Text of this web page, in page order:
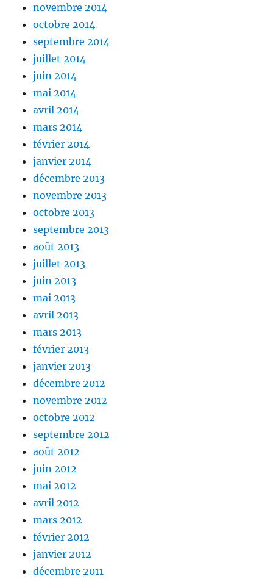
novembre 2014
octobre 2014
septembre 2014
juillet 2014
juin 2014
mai 2014
avril 2014
mars 2014
février 2014
janvier 2014
décembre 2013
novembre 2013
octobre 2013
septembre 2013
août 2013
juillet 2013
juin 2013
mai 2013
avril 2013
mars 2013
février 2013
janvier 2013
décembre 2012
novembre 2012
octobre 2012
septembre 2012
août 2012
juin 2012
mai 2012
avril 2012
mars 2012
février 2012
janvier 2012
décembre 2011